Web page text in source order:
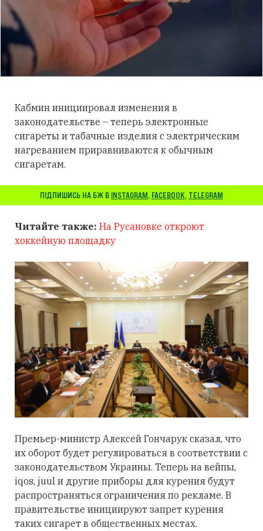
Кабмин инициировал изменения в
законодательстве – теперь электронные
сигареты и табачные изделия с электрическим
нагреванием приравниваются к обычным
сигаретам.
ПІДПИШИСЬ НА БЖ В INSTAGRAM, FACEBOOK, TELEGRAM
Читайте также: На Русановке откроют
хоккейную площадку
Премьер-министр Алексей Гончарук сказал, что
их оборот будет регулироваться в соответствии с
законодательством Украины. Теперь на вейпы,
iqos, juul и другие приборы для курения будут
распространяться ограничения по рекламе. В
правительстве инициируют запрет курения
таких сигарет в общественных местах.